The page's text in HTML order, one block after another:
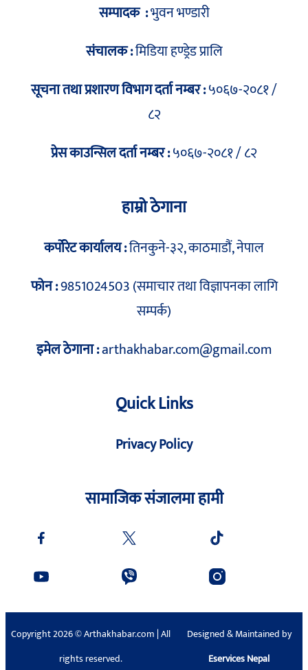
सम्पादक :भुवन भण्डारी
संचालक :मिडिया हण्ड्रेड प्रालि
सूचना तथा प्रशारण विभाग दर्ता नम्बर :५०६७-२०८१ /
८२
प्रेस काउन्सिल दर्ता नम्बर :५०६७-२०८१ / ८२
हाम्रो ठेगाना
कर्पोरेट कार्यालय :तिनकुने-३२, काठमाडौं, नेपाल
फोन :9851024503 (समाचार तथा विज्ञापनका लागि
सम्पर्क)
इमेल ठेगाना :arthakhabar.com@gmail.com
Quick Links
Privacy Policy
सामाजिक संजालमा हामी
Copyright 2026 © Arthakhabar.com | All
rights reserved.
Designed & Maintained by
Eservices Nepal